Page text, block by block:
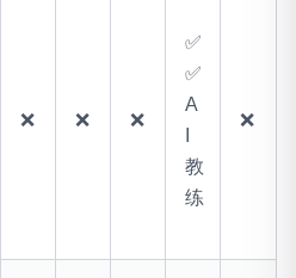
❌ ❌ ❌
✅
✅
A
教
练
❌